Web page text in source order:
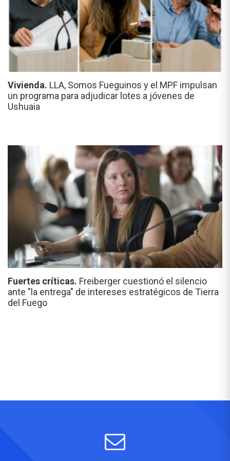
Vivienda. LLA, Somos Fueguinos y el MPF impulsan
un programa para adjudicar lotes a jóvenes de
Ushuaia
Fuertes críticas. Freiberger cuestionó el silencio
ante "la entrega" de intereses estratégicos de Tierra
del Fuego